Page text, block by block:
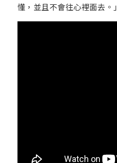
懂，並且不會往心裡面去。」